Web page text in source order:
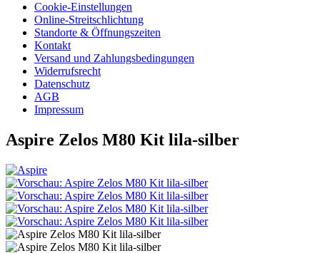
Cookie-Einstellungen
Online-Streitschlichtung
Standorte & Öffnungszeiten
Kontakt
Versand und Zahlungsbedingungen
Widerrufsrecht
Datenschutz
AGB
Impressum
Aspire Zelos M80 Kit lila-silber